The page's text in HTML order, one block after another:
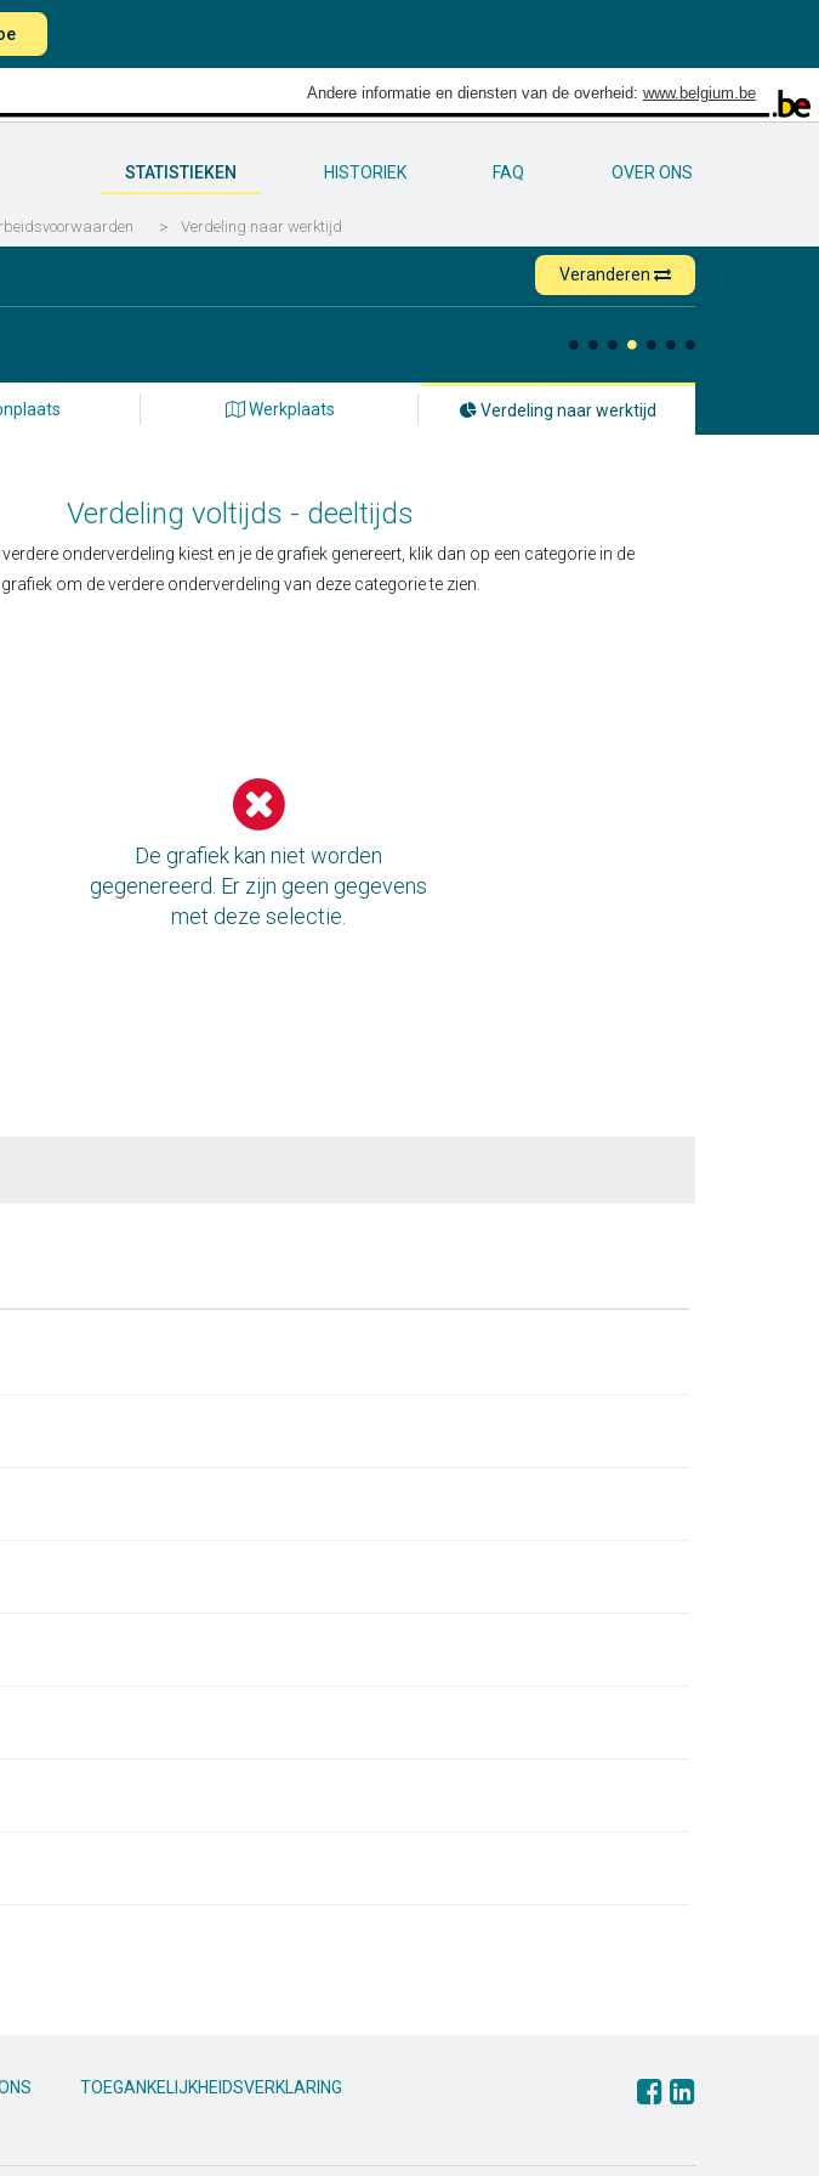
Andere informatie en diensten van de overheid: www.belgium.be
STATISTIEKEN HISTORIEK FAQ OVER ONS
> Verdeling naar werktijd
Veranderen
Werkplaats Verdeling naar werktijd
Verdeling voltijds - deeltijds
onderverdeling kiest en je de grafiek genereert, klik dan op een categorie in de
grafiek om de verdere onderverdeling van deze categorie te zien.
De grafiek kan niet worden
gegenereerd. Er zijn geen gegevens
met deze selectie.
TOEGANKELIJKHEIDSVERKLARING